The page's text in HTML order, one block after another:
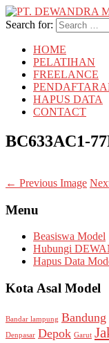
Search for:
HOME
PELATIHAN
FREELANCE
HAPUS DATA
CONTACT
BC633AC1-
← Previous Image
Menu
Beasiswa Model
Hubungi
Hapus Data
Kota Asal Model
Bandar lampung Bandung
Denpasar Depok Garut